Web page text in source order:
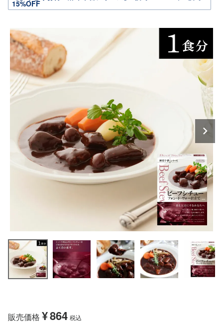
15%OFF
販売価格 ¥864 税込